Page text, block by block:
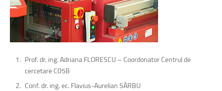
Prof. dr. ing. Adriana FLORESCU – Coordonator Centrul de
cercetare C05B
Conf. dr. ing. ec. Flavius-Aurelian SÂRBU